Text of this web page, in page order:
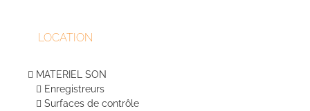
LOCATION
MATERIEL SON
Enregistreurs
Surfaces de contrôle